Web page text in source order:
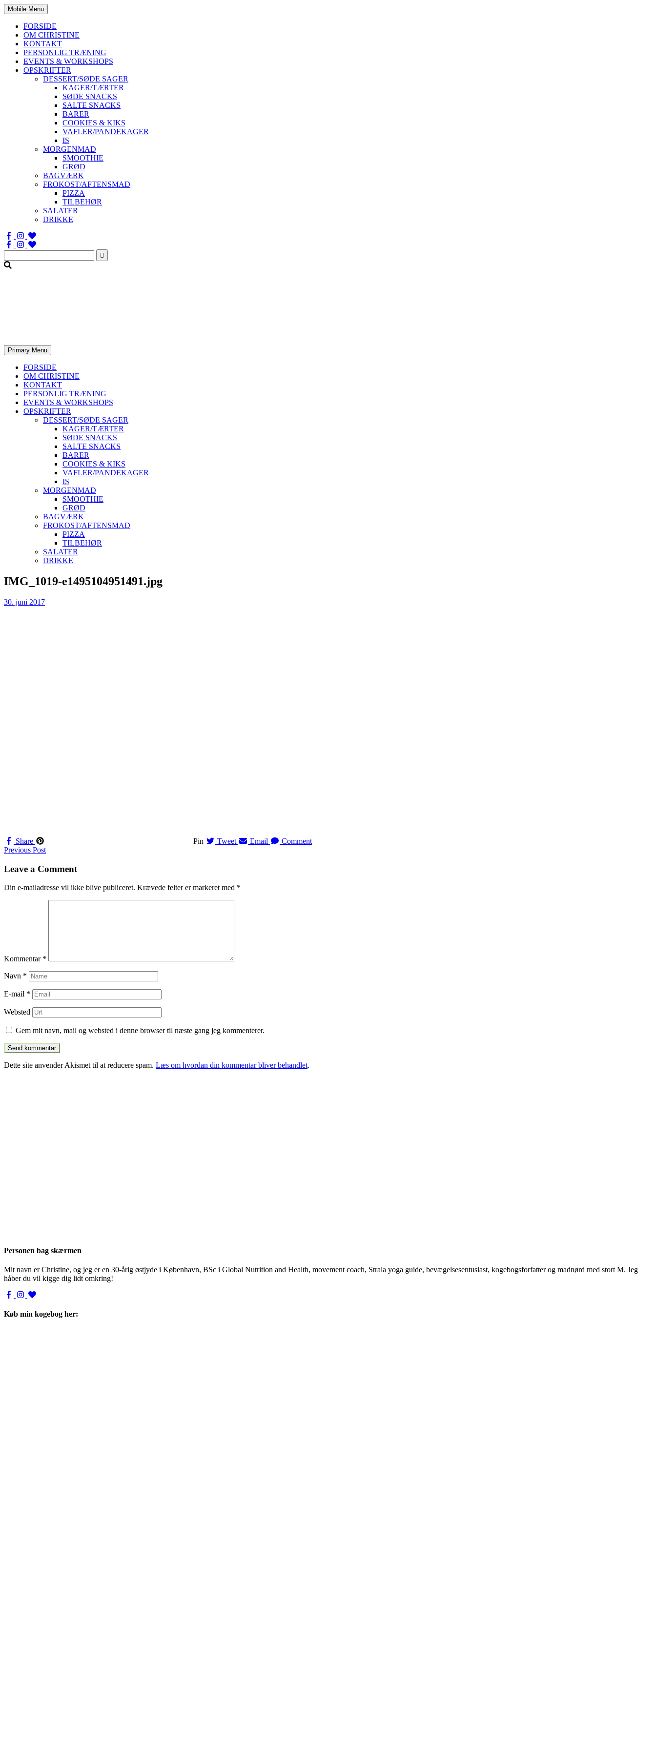
Mobile Menu
FORSIDE
OM CHRISTINE
KONTAKT
PERSONLIG TRÆNING
EVENTS & WORKSHOPS
OPSKRIFTER
DESSERT/SØDE SAGER
KAGER/TÆRTER
SØDE SNACKS
SALTE SNACKS
BARER
COOKIES & KIKS
VAFLER/PANDEKAGER
IS
MORGENMAD
SMOOTHIE
GRØD
BAGVÆRK
FROKOST/AFTENSMAD
PIZZA
TILBEHØR
SALATER
DRIKKE
Søg
efter:
Primary Menu
FORSIDE
OM CHRISTINE
KONTAKT
PERSONLIG TRÆNING
EVENTS & WORKSHOPS
OPSKRIFTER
DESSERT/SØDE SAGER
KAGER/TÆRTER
SØDE SNACKS
SALTE SNACKS
BARER
COOKIES & KIKS
VAFLER/PANDEKAGER
IS
MORGENMAD
SMOOTHIE
GRØD
BAGVÆRK
FROKOST/AFTENSMAD
PIZZA
TILBEHØR
SALATER
DRIKKE
Skip
to
IMG_1019-e1495104951491.jpg
30. juni 2017
Share Pin Tweet Email Comment
Navigation
til
Previous Post
Leave a Comment
Din e-mailadresse vil ikke blive publiceret. Krævede felter er markeret med *
Kommentar *
Navn *
E-mail *
Websted
Gem mit navn, mail og websted i denne browser til næste gang jeg kommenterer.
Dette site anvender Akismet til at reducere spam. Læs om hvordan din kommentar bliver behandlet.
Personen bag skærmen
Mit navn er Christine, og jeg er en 30-årig østjyde i København, BSc i Global Nutrition and Health, movement coach, Strala yoga guide, bevægelsesentusiast, kogebogsforfatter og madnørd med stort M. Jeg
håber du vil kigge dig lidt omkring!
Køb min kogebog her: